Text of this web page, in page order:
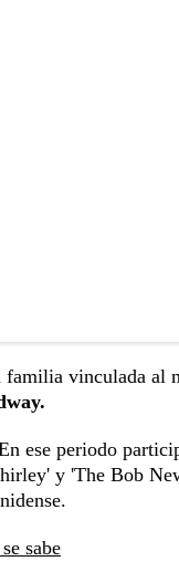
familia vinculada al
ese periodo
y 'The Bob
sabe